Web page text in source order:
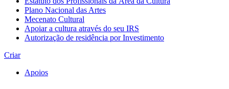
Plano Nacional das Artes
Mecenato Cultural
Apoiar a cultura através do seu IRS
Autorização de residência por Investimento
Criar
Apoios